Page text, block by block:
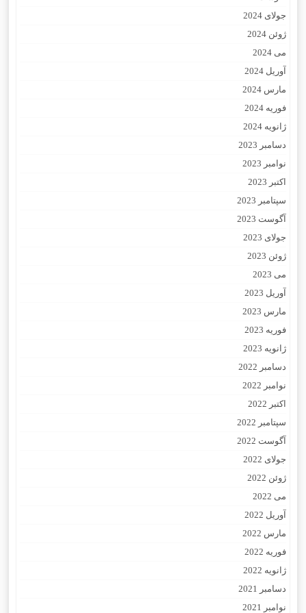
جولای 2024
ژوئن 2024
می 2024
آوریل 2024
مارس 2024
فوریه 2024
ژانویه 2024
دسامبر 2023
نوامبر 2023
اکتبر 2023
سپتامبر 2023
آگوست 2023
جولای 2023
ژوئن 2023
می 2023
آوریل 2023
مارس 2023
فوریه 2023
ژانویه 2023
دسامبر 2022
نوامبر 2022
اکتبر 2022
سپتامبر 2022
آگوست 2022
جولای 2022
ژوئن 2022
می 2022
آوریل 2022
مارس 2022
فوریه 2022
ژانویه 2022
دسامبر 2021
نوامبر 2021